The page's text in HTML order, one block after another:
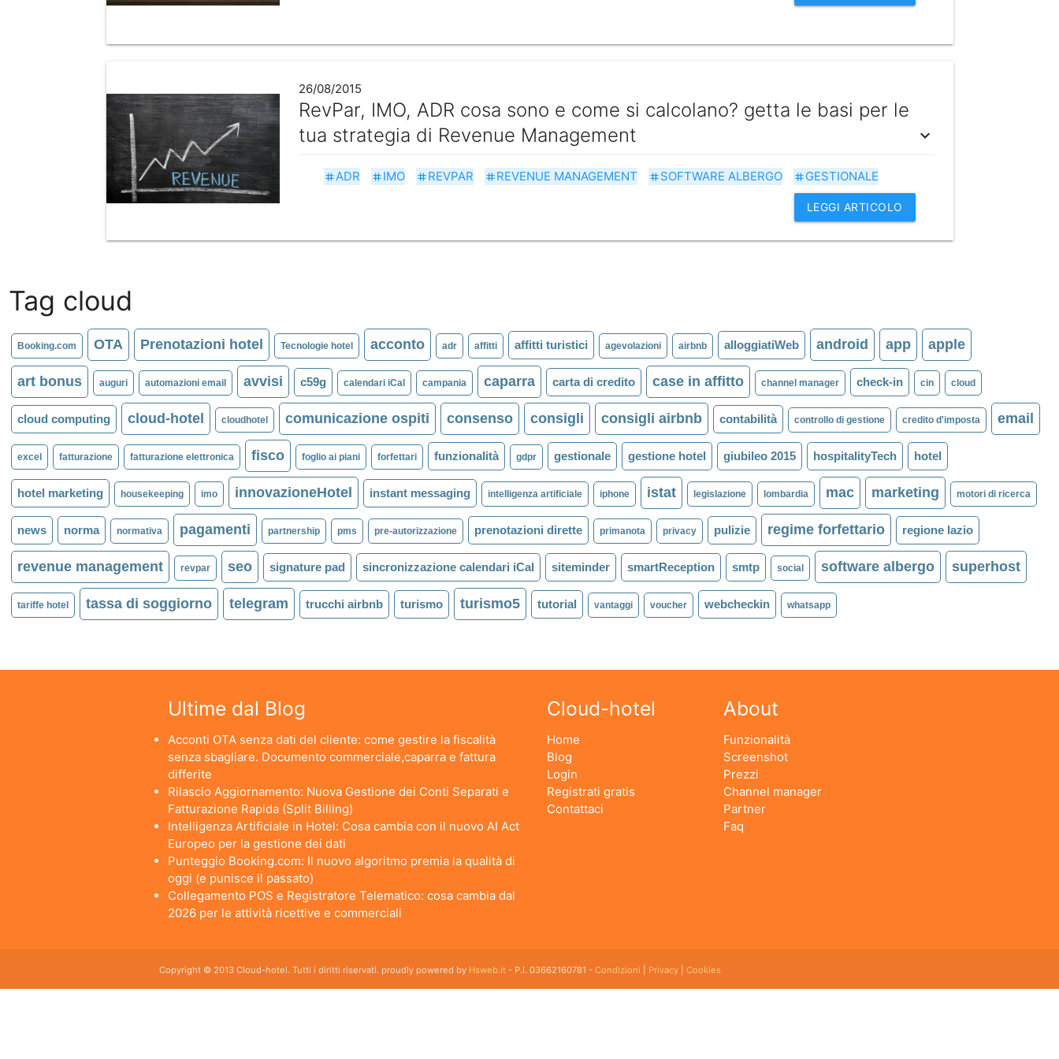
26/08/2015
RevPar, IMO, ADR cosa sono e come si calcolano? getta le basi per le
tua strategia di Revenue Management
expand_more
tag GESTIONALE
tag SOFTWARE ALBERGO
tag REVENUE MANAGEMENT
tag REVPAR
tag IMO
tagADR
LEGGI ARTICOLO
Tag cloud
Booking.com OTA Prenotazioni hotel Tecnologie hotel acconto adr affitti affitti turistici agevolazioni airbnb alloggiatiWeb android app apple
art bonus auguri automazioni email avvisi c59g calendari iCal campania caparra carta di credito case in affitto channel manager check-in cin cloud
cloud computing cloud-hotel cloudhotel comunicazione ospiti consenso consigli consigli airbnb contabilità controllo di gestione credito d'imposta email
excel fatturazione fatturazione elettronica fisco foglio ai piani forfettari funzionalità gdpr gestionale gestione hotel giubileo 2015 hospitalityTech hotel
hotel marketing housekeeping imo innovazioneHotel instant messaging intelligenza artificiale iphone istat legislazione lombardia mac marketing motori di ricerca
news norma normativa pagamenti partnership pms pre-autorizzazione prenotazioni dirette primanota privacy pulizie regime forfettario regione lazio
revenue management revpar seo signature pad sincronizzazione calendari iCal siteminder smartReception smtp social software albergo superhost
tariffe hotel tassa di soggiorno telegram trucchi airbnb turismo turismo5 tutorial vantaggi voucher webcheckin whatsapp
Ultime dal Blog
Acconti OTA senza dati del cliente: come gestire la fiscalità
senza sbagliare. Documento commerciale,caparra e fattura
differite
Rilascio Aggiornamento: Nuova Gestione dei Conti Separati e
Fatturazione Rapida (Split Billing)
Intelligenza Artificiale in Hotel: Cosa cambia con il nuovo AI Act
Europeo per la gestione dei dati
Punteggio Booking.com: Il nuovo algoritmo premia la qualità di
oggi (e punisce il passato)
Collegamento POS e Registratore Telematico: cosa cambia dal
2026 per le attività ricettive e commerciali
Cloud-hotel
Home
Blog
Login
Registrati gratis
Contattaci
About
Funzionalità
Screenshot
Prezzi
Channel manager
Partner
Faq
Copyright © 2013 Cloud-hotel. Tutti i diritti riservati. proudly powered by Hsweb.it- P.I. 03662160781 - Condizioni Privacy| Cookies